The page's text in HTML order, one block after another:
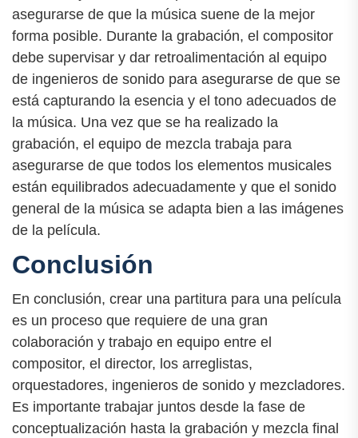
asegurarse de que la música suene de la mejor
forma posible. Durante la grabación, el compositor
debe supervisar y dar retroalimentación al equipo
de ingenieros de sonido para asegurarse de que se
está capturando la esencia y el tono adecuados de
la música. Una vez que se ha realizado la
grabación, el equipo de mezcla trabaja para
asegurarse de que todos los elementos musicales
están equilibrados adecuadamente y que el sonido
general de la música se adapta bien a las imágenes
de la película.
Conclusión
En conclusión, crear una partitura para una película
es un proceso que requiere de una gran
colaboración y trabajo en equipo entre el
compositor, el director, los arreglistas,
orquestadores, ingenieros de sonido y mezcladores.
Es importante trabajar juntos desde la fase de
conceptualización hasta la grabación y mezcla final